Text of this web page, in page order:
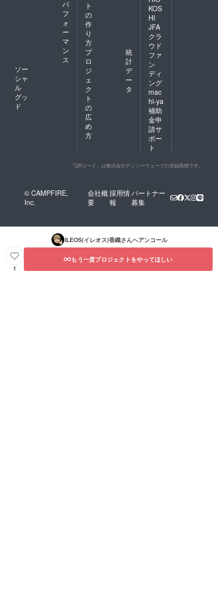
パ
フ
ォ
ー
マ
ン
ス
ソー
シャ
ル
グッ
ド
ト
の
作
り
方
プ
ロ
ジ
ェ
ク
ト
の
広
め
方
統
計
デ
ー
タ
KOS
HI
JFA
クラ
ウド
ファ
ン
ディ
ング
mac
hi-ya
補助
金申
請サ
ポー
ト
「QRコード」は株式会社デンソーウェーブの登録商標です。
© CAMPFIRE,
Inc.
会社概
要
採用情
報
パートナー
募集
ILEOS(イレオス)香織さんへアンコール
1
もう一度プロジェクトをやってほしい